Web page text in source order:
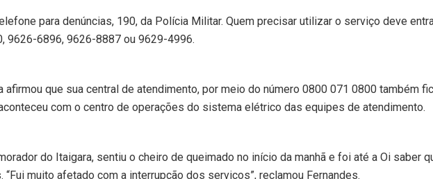
para denúncias, 190, da Polícia Militar. Quem precisar utilizar o serviço deve
9626-6896, 9626-8887 ou 9629-4996.
afirmou que sua central de atendimento, por meio do número 0800 071 0800 também
com o centro de operações do sistema elétrico das equipes de atendimento.
do Itaigara, sentiu o cheiro de queimado no início da manhã e foi até a Oi saber
muito afetado com a interrupção dos serviços”, reclamou Fernandes.